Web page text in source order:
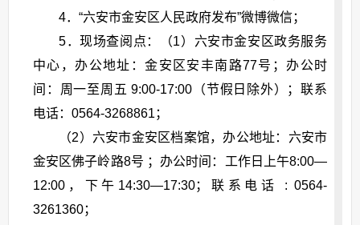
4．“六安市金安区人民政府发布”微博微信；
5．现场查阅点：（1）六安市金安区政务服务
中心，办公地址：金安区安丰南路77号；办公时
间：周一至周五 9:00-17:00（节假日除外）；联系
电话：0564-3268861；
（2）六安市金安区档案馆，办公地址：六安市
金安区佛子岭路8号 ；办公时间：工作日上午8:00—
12:00 ，下午 14:30—17:30；联系 电话 : 0564-
3261360；